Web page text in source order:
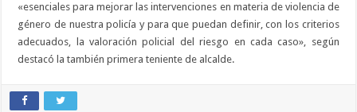
«esenciales para mejorar las intervenciones en materia de violencia de
género de nuestra policía y para que puedan definir, con los criterios
adecuados, la valoración policial del riesgo en cada caso», según
destacó la también primera teniente de alcalde.